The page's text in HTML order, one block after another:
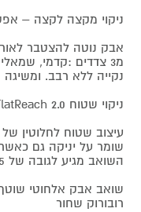
ניקוי מקצה לקצה –
אבק נוטה להצטבר
מ3 צדדים :קדמי,
נקייה ללא רבב. ומשיגה
ניקוי שטוח FlatReach 2.0
שומר על יניקה גם
השואב מגיע לגובה של 12.5 ס"מ בלבד.
רובורוק שחור